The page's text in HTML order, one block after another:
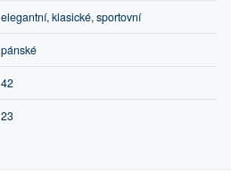
elegantní, klasické, sportovní
pánské
42
23